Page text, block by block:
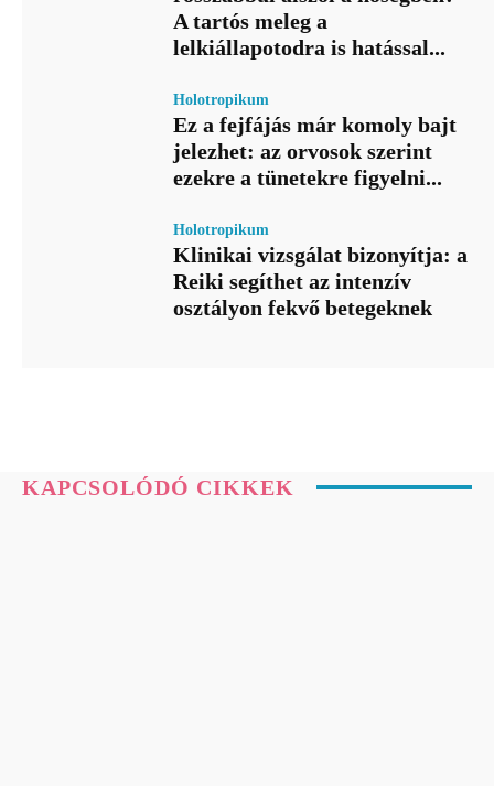
A tartós meleg a
lelkiállapotodra is hatással...
Holotropikum
Ez a fejfájás már komoly bajt
jelezhet: az orvosok szerint
ezekre a tünetekre figyelni...
Holotropikum
Klinikai vizsgálat bizonyítja: a
Reiki segíthet az intenzív
osztályon fekvő betegeknek
KAPCSOLÓDÓ CIKKEK